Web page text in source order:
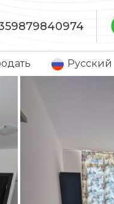
Русский